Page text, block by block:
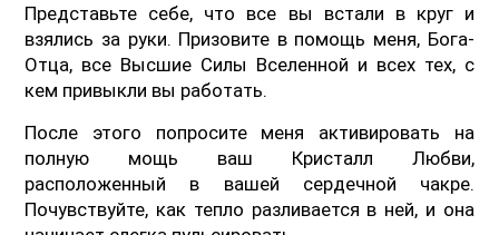
Представьте себе, что все вы встали в круг и
взялись за руки. Призовите в помощь меня, Бога-
Отца, все Высшие Силы Вселенной и всех тех, с
кем привыкли вы работать.
После этого попросите меня активировать на
полную мощь ваш Кристалл Любви,
расположенный в вашей сердечной чакре.
Почувствуйте, как тепло разливается в ней, и она